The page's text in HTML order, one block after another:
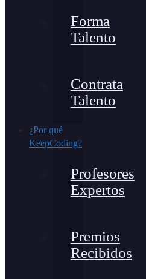
Forma
Talento
Contrata
Talento
¿Por qué
KeepCoding?
Profesores
Expertos
Premios
Recibidos